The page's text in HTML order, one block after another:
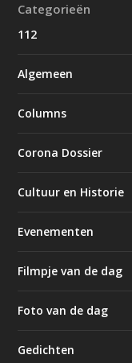
Categorieën
112
Algemeen
Columns
Corona Dossier
Cultuur en Historie
Evenementen
Filmpje van de dag
Foto van de dag
Gedichten